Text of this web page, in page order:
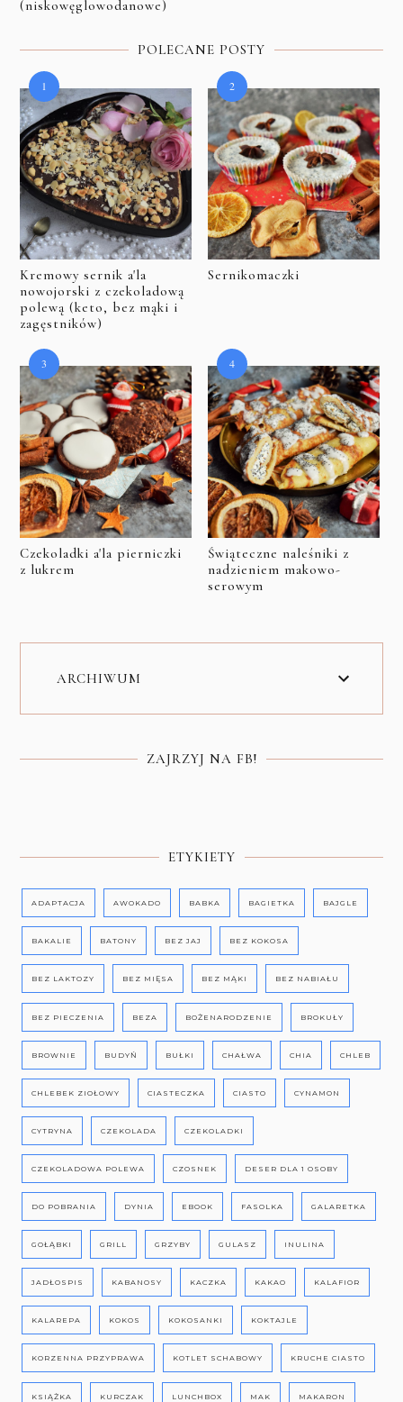
(niskowęglowodanowe)
POLECANE POSTY
Kremowy sernik a'la
nowojorski z czekoladową
polewą (keto, bez mąki i
zagęstników)
Sernikomaczki
Czekoladki a'la pierniczki
z lukrem
Świąteczne naleśniki z
nadzieniem makowo-
serowym
ARCHIWUM
ZAJRZYJ NA FB!
ETYKIETY
ADAPTACJA AWOKADO BABKA BAGIETKA BAJGLE
BAKALIE BATONY BEZ JAJ BEZ KOKOSA
BEZ LAKTOZY BEZ MIĘSA BEZ MĄKI BEZ NABIAŁU
BEZ PIECZENIA BEZA BOŻENARODZENIE BROKUŁY
BROWNIE BUDYŃ BUŁKI CHAŁWA CHIA CHLEB
CHLEBEK ZIOŁOWY CIASTECZKA CIASTO CYNAMON
CYTRYNA CZEKOLADA CZEKOLADKI
CZEKOLADOWA POLEWA CZOSNEK DESER DLA 1 OSOBY
DO POBRANIA DYNIA EBOOK FASOLKA GALARETKA
GOŁĄBKI GRILL GRZYBY GULASZ INULINA
JADŁOSPIS KABANOSY KACZKA KAKAO KALAFIOR
KALAREPA KOKOS KOKOSANKI KOKTAJLE
KORZENNA PRZYPRAWA KOTLET SCHABOWY KRUCHE CIASTO
KSIĄŻKA KURCZAK LUNCHBOX MAK MAKARON